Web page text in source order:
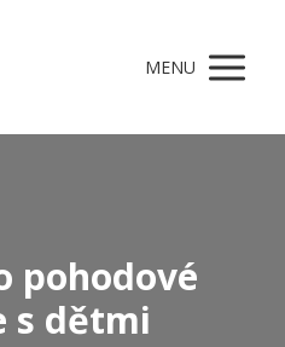
MENU
pohodové
s dětmi